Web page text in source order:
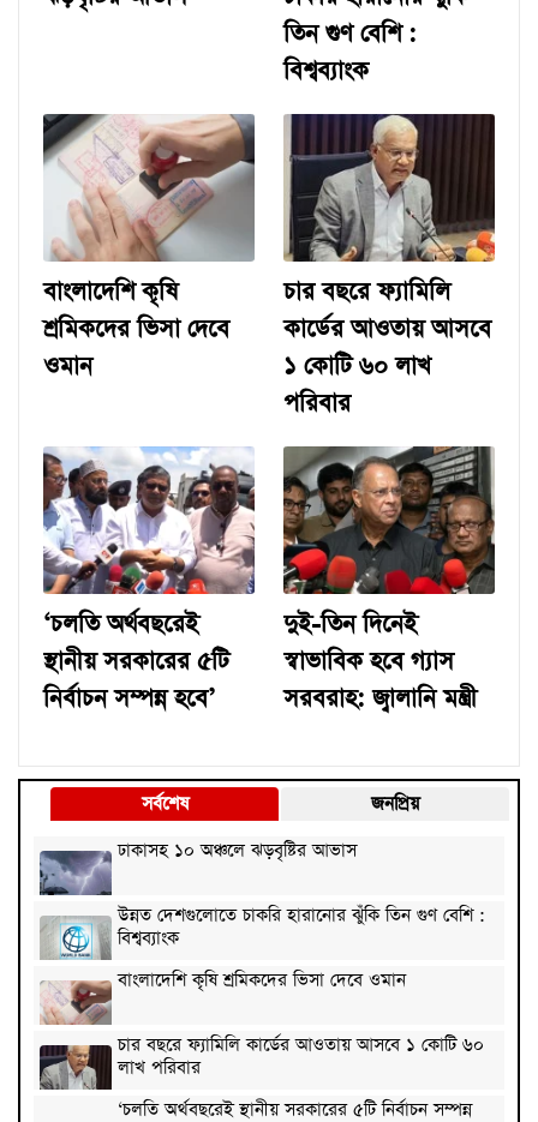
তিন গুণ বেশি :
বিশ্বব্যাংক
বাংলাদেশি কৃষি
শ্রমিকদের ভিসা দেবে
ওমান
চার বছরে ফ্যামিলি
কার্ডের আওতায় আসবে
১ কোটি ৬০ লাখ
পরিবার
‘চলতি অর্থবছরেই
স্থানীয় সরকারের ৫টি
নির্বাচন সম্পন্ন হবে’
দুই-তিন দিনেই
স্বাভাবিক হবে গ্যাস
সরবরাহ: জ্বালানি মন্ত্রী
সর্বশেষ
জনপ্রিয়
ঢাকাসহ ১০ অঞ্চলে ঝড়বৃষ্টির আভাস
উন্নত দেশগুলোতে চাকরি হারানোর ঝুঁকি তিন গুণ বেশি :
বিশ্বব্যাংক
বাংলাদেশি কৃষি শ্রমিকদের ভিসা দেবে ওমান
চার বছরে ফ্যামিলি কার্ডের আওতায় আসবে ১ কোটি ৬০
লাখ পরিবার
‘চলতি অর্থবছরেই স্থানীয় সরকারের ৫টি নির্বাচন সম্পন্ন